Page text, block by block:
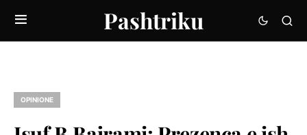
Pashtriku
OPINIONE